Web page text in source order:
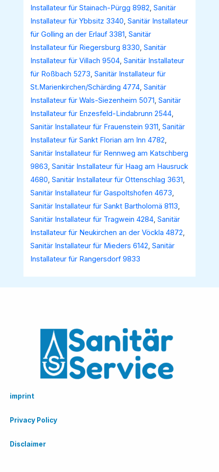
Installateur für Stainach-Pürgg 8982,Sanitär
Installateur für Ybbsitz 3340,Sanitär Installateur
für Golling an der Erlauf 3381,Sanitär
Installateur für Riegersburg 8330,Sanitär
Installateur für Villach 9504,Sanitär Installateur
für Roßbach 5273,Sanitär Installateur für
St.Marienkirchen/Schärding 4774,Sanitär
Installateur für Wals-Siezenheim 5071,Sanitär
Installateur für Enzesfeld-Lindabrunn 2544,
Sanitär Installateur für Frauenstein 9311,Sanitär
Installateur für Sankt Florian am Inn 4782,
Sanitär Installateur für Rennweg am Katschberg
9863,Sanitär Installateur für Haag am Hausruck
4680,Sanitär Installateur für Ottenschlag 3631,
Sanitär Installateur für Gaspoltshofen 4673,
Sanitär Installateur für Sankt Bartholomä 8113,
Sanitär Installateur für Tragwein 4284,Sanitär
Installateur für Neukirchen an der Vöckla 4872,
Sanitär Installateur für Mieders 6142,Sanitär
Installateur für Rangersdorf 9833
imprint
Privacy Policy
Disclaimer